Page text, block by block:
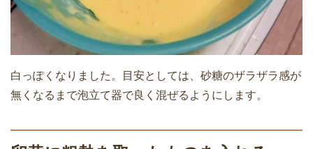
白っぽくなりました。目安としては、砂糖のザラザラ感が
無くなるまで泡立て器で良く混ぜるようにします。